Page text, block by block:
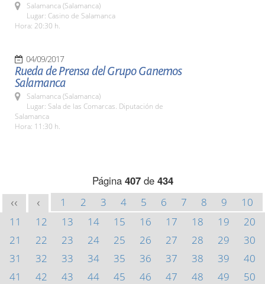
Salamanca (Salamanca)
Lugar: Casino de Salamanca
Hora: 20:30 h.
04/09/2017
Rueda de Prensa del Grupo Ganemos
Salamanca
Salamanca (Salamanca)
Lugar: Sala de las Comarcas. Diputación de
Salamanca
Hora: 11:30 h.
Página 407de 434
<< < 1 2 3 4 5 6 7 8 9
10
11
12 13 14 15 16 17 18 19
20
21
22 23 24 25 26 27 28 29
30
31
32 33 34 35 36 37 38 39
40
41
42 43 44 45 46 47 48 49
50